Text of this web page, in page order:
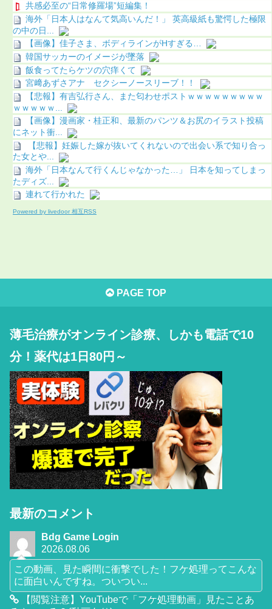
共感必至の“日常修羅場”短編集！
海外「日本人はなんて気高いんだ！」 英高級紙も驚愕した極限
の中の日...
【画像】佳子さま、ボディラインがHすぎる…
韓国サッカーのイメージが墜落
飯食ってたらケツの穴痒くて
宮﨑あずさアナ セクシーノースリーブ！！
【悲報】有吉弘行さん、また匂わせポストｗｗｗｗｗｗｗｗｗ
ｗｗｗｗｗ...
【画像】漫画家・桂正和、最新のパンツ＆お尻のイラスト投稿
にネット衝...
【悲報】妊娠した嫁が抜いてくれないので出会い系で知り合っ
た女とや...
海外「日本なんて行くんじゃなかった…」 日本を知ってしまっ
たディズ...
連れて行かれた
Powered by livedoor 相互RSS
PAGE TOP
薄毛治療がオンライン診療、しかも電話で10
分！薬代は1日80円～
最新のコメント
Bdg Game Login
2026.08.06
この動画、見た瞬間に衝撃でした！フケ処理ってこんな
に面白いんですね。ついつい...
【閲覧注意】YouTubeで「フケ処理動画」見たことあ